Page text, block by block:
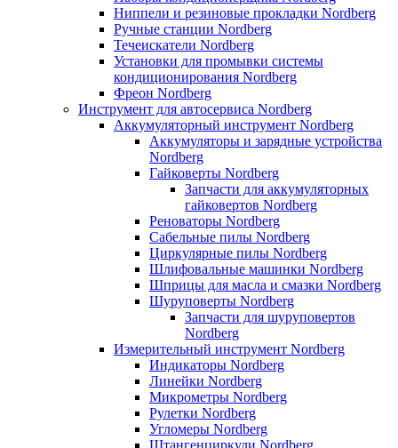
Ниппели и резиновые прокладки Nordberg
Ручные станции Nordberg
Течеискатели Nordberg
Установки для промывки системы
кондиционирования Nordberg
Фреон Nordberg
Инструмент для автосервиса Nordberg
Аккумуляторный инструмент Nordberg
Аккумуляторы и зарядные устройства
Nordberg
Гайковерты Nordberg
Запчасти для аккумуляторных
гайковертов Nordberg
Реноваторы Nordberg
Сабельные пилы Nordberg
Циркулярные пилы Nordberg
Шлифовальные машинки Nordberg
Шприцы для масла и смазки Nordberg
Шуруповерты Nordberg
Запчасти для шуруповертов
Nordberg
Измерительный инструмент Nordberg
Индикаторы Nordberg
Линейки Nordberg
Микрометры Nordberg
Рулетки Nordberg
Угломеры Nordberg
Штангенциркули Nordberg